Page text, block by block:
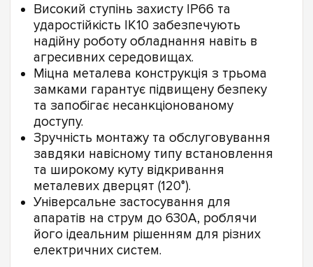
Високий ступінь захисту IP66 та
ударостійкість IK10 забезпечують
надійну роботу обладнання навіть в
агресивних середовищах.
Міцна металева конструкція з трьома
замками гарантує підвищену безпеку
та запобігає несанкціонованому
доступу.
Зручність монтажу та обслуговування
завдяки навісному типу встановлення
та широкому куту відкривання
металевих дверцят (120°).
Універсальне застосування для
апаратів на струм до 630А, роблячи
його ідеальним рішенням для різних
електричних систем.